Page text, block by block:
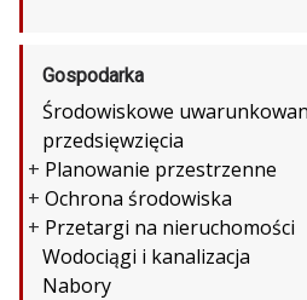
Gospodarka
Środowiskowe
przedsięwzięcia
+ Planowanie przestrzenne
+ Ochrona środowiska
+ Przetargi na nieruchomości
Wodociągi i kanalizacja
Nabory